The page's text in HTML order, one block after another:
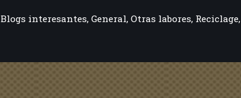
Blogs interesantes, General, Otras labores, Reciclage,